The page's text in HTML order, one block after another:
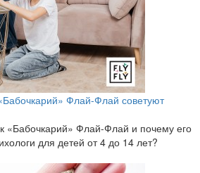
Флай-Флай советуют
«Бабочкарий» Флай-Флай и почему его
для детей от 4 до 14 лет?